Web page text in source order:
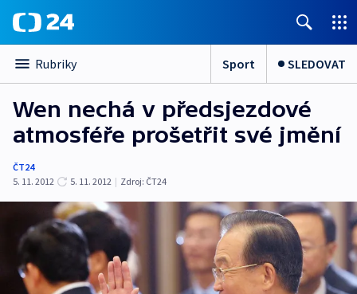
Rubriky Sport SLEDOVAT
Wen nechá v předsjezdové
atmosféře prošetřit své jmění
ČT24
5. 11. 2012
5. 11. 2012 | Zdroj: ČT24